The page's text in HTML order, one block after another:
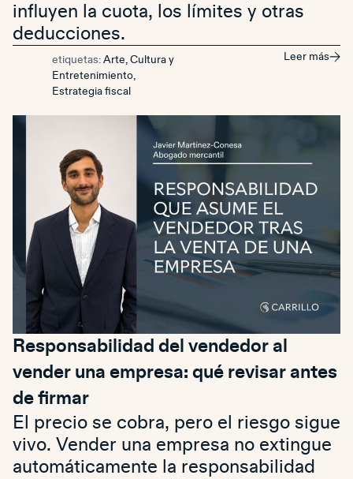
influyen la cuota, los límites y otras
deducciones.
etiquetas: Arte, Cultura y
Entretenimiento
Estrategia fiscal
Leer más
Responsabilidad del vendedor al
vender una empresa: qué revisar antes
de firmar
El precio se cobra, pero el riesgo sigue
vivo. Vender una empresa no extingue
automáticamente la responsabilidad